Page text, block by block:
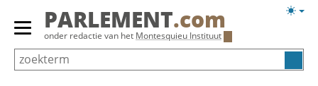
Overslaan
Primair
menu
tonen/verbergen
PARLEMENT.com
onder redactie van het Montesquieu Instituut